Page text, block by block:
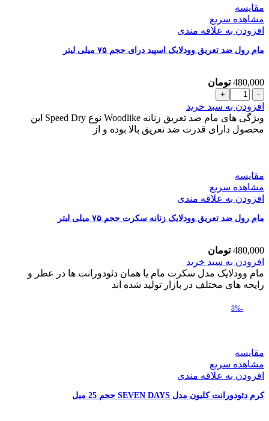
SKY
حجم
75ml
عدد
مقایسه
مشاهده سریع
افزودن به علاقه مندی
مام رول ضد تعریق وودلایک اسپید درای حجم ۷۵ میلی لیتر
480,000 تومان
مام
رول
ضد
تعریق
حجم
۷۵
میلی
لیتر
عدد
افزودن به سبد خرید
ویژگی های مام ضد تعریق زنانه Woodlike نوع Speed Dry این
محصول دارای قدرت ضد تعریق بالا بوده و از
مقایسه
مشاهده سریع
افزودن به علاقه مندی
مام رول ضد تعریق وودلایک زنانه سکرت حجم ۷۵ میلی لیتر
480,000 تومان
مام
رول
ضد
وودلایک
۷۵
میلی
لیتر
افزودن به سبد خرید
مام وودلایک مدل سکرت مام یا همان دئودورانت ها در عطر و
رایحه های مختلف در بازار تولید شده اند
-8%
مقایسه
مشاهده سریع
افزودن به علاقه مندی
کرم دئودورانت کلیون مدل SEVEN DAYS حجم 25 میل